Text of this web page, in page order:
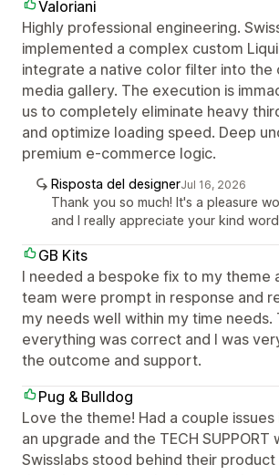
Valoriani
Highly professional engineering.
implemented a complex custom
integrate a native color filter into the
media gallery. The execution is
us to completely eliminate heavy
and optimize loading speed. Deep
premium e-commerce logic.
Risposta del designerJul 16, 2026
Thank you so much! It's a pleasure
and I really appreciate your kind
GB Kits
I needed a bespoke fix to my theme
team were prompt in response and
my needs well within my time needs.
everything was correct and I was
the outcome and support.
Pug & Bulldog
Love the theme! Had a couple issues
an upgrade and the TECH SUPPORT
Swisslabs stood behind their